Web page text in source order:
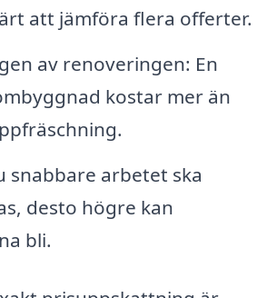
att jämföra flera offerter.
av renoveringen: En
kostar mer än
snabbare arbetet ska
desto högre kan
bli.